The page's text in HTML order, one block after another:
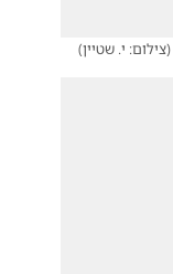
(צילום: י. שטיין)